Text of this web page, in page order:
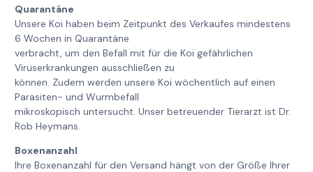
Quarantäne
Unsere Koi haben beim Zeitpunkt des Verkaufes mindestens
6 Wochen in Quarantäne
verbracht, um den Befall mit für die Koi gefährlichen
Viruserkrankungen ausschließen zu
können. Zudem werden unsere Koi wöchentlich auf einen
Parasiten- und Wurmbefall
mikroskopisch untersucht. Unser betreuender Tierarzt ist Dr.
Rob Heymans.
Boxenanzahl
Ihre Boxenanzahl für den Versand hängt von der Größe Ihrer